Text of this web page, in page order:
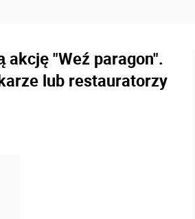
"Weź paragon".
lub restauratorzy